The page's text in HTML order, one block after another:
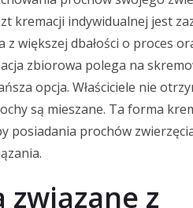
kremacji indywidualnej jest
większej dbałości o proces
zbiorowa polega na
opcja. Właściciele nie
są mieszane. Ta forma
posiadania prochów
związane z